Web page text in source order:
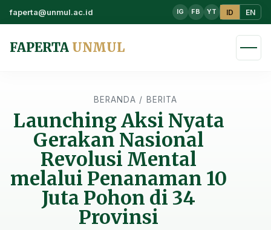
faperta@unmul.ac.id IG FB YT ID EN
FAPERTA UNMUL
BERANDA / BERITA
Launching Aksi Nyata
Gerakan Nasional
Revolusi Mental
melalui Penanaman 10
Juta Pohon di 34
Provinsi